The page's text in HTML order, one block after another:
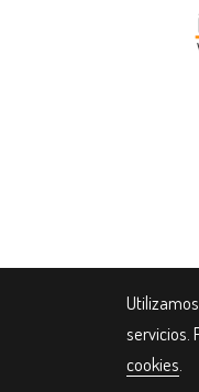
servicios.
cookies.